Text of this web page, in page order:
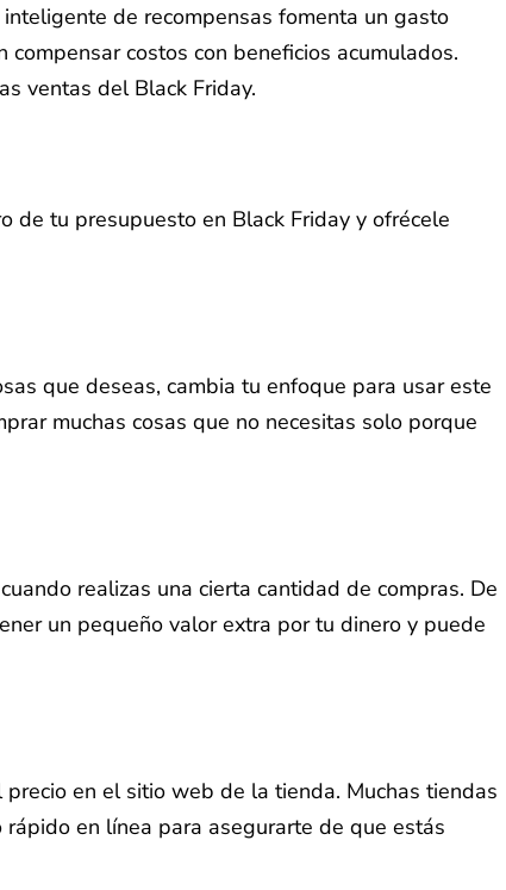
de recompensas fomenta un gasto
costos con beneficios acumulados.
ventas del Black Friday.
de tu presupuesto en Black Friday y ofrécele
que deseas, cambia tu enfoque para usar este
muchas cosas que no necesitas solo porque
realizas una cierta cantidad de compras. De
un pequeño valor extra por tu dinero y puede
en el sitio web de la tienda. Muchas tiendas
en línea para asegurarte de que estás